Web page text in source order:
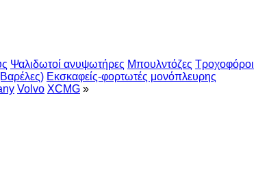
Ψαλιδωτοί ανυψωτήρες Μπουλντόζες Τροχοφόροι
Εκσκαφείς-φορτωτές μονόπλευρης
Volvo XCMG »